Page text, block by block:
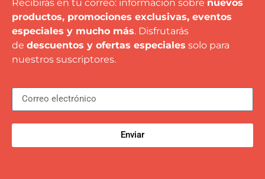
Recibirás en tu correo: información sobre nuevos
productos, promociones exclusivas, eventos
especiales y mucho más. Disfrutarás
de descuentos y ofertas especiales solo para
nuestros suscriptores.
Enviar